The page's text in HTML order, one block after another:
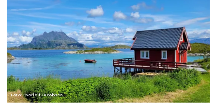
Foto: Thorleif Jacobsen